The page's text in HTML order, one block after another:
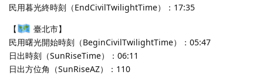
民用暮光終時刻（EndCivilTwilightTime）：17:35
【
臺北市】
民用曙光開始時刻（BeginCivilTwilightTime）：05:47
日出時刻（SunRiseTime）：06:11
日出方位角（SunRiseAZ）：110